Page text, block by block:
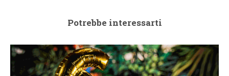
Potrebbe interessarti